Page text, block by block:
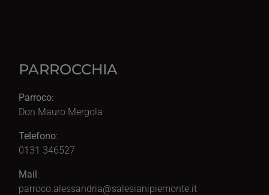
PARROCCHIA
Parroco:
Don Mauro Mergola
Telefono:
0131 346527
Mail:
parroco.alessandria@salesianipiemonte.it